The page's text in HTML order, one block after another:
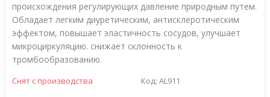
происхождения регулирующих давление природным путем.
Обладает легким диуретическим, антисклеротическим
эффектом, повышает эластичность сосудов, улучшает
микроциркуляцию. снижает склонность к
тромбообразованию.
Снят с производства Код: AL911